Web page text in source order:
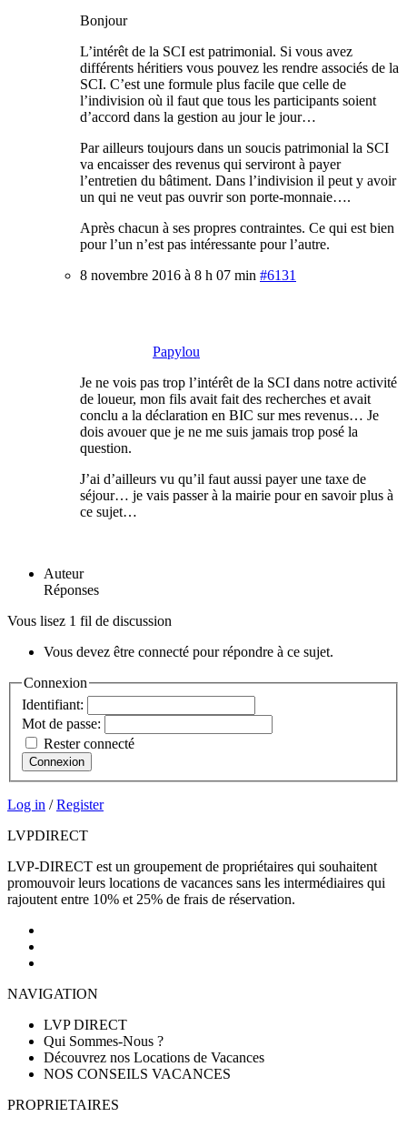
Bonjour
L’intérêt de la SCI est patrimonial. Si vous avez
différents héritiers vous pouvez les rendre associés de la
SCI. C’est une formule plus facile que celle de
l’indivision où il faut que tous les participants soient
d’accord dans la gestion au jour le jour…
Par ailleurs toujours dans un soucis patrimonial la SCI
va encaisser des revenus qui serviront à payer
l’entretien du bâtiment. Dans l’indivision il peut y avoir
un qui ne veut pas ouvrir son porte-monnaie….
Après chacun à ses propres contraintes. Ce qui est bien
pour l’un n’est pas intéressante pour l’autre.
8 novembre 2016 à 8 h 07 min #6131
Papylou
Je ne vois pas trop l’intérêt de la SCI dans notre activité
de loueur, mon fils avait fait des recherches et avait
conclu a la déclaration en BIC sur mes revenus… Je
dois avouer que je ne me suis jamais trop posé la
question.
J’ai d’ailleurs vu qu’il faut aussi payer une taxe de
séjour… je vais passer à la mairie pour en savoir plus à
ce sujet…
Auteur
Réponses
Vous lisez 1 fil de discussion
Vous devez être connecté pour répondre à ce sujet.
Connexion
Identifiant:
Mot de passe:
Rester connecté
Connexion
Log in /Register
LVPDIRECT
LVP-DIRECT est un groupement de propriétaires qui souhaitent
promouvoir leurs locations de vacances sans les intermédiaires qui
rajoutent entre 10% et 25% de frais de réservation.
NAVIGATION
LVP DIRECT
Qui Sommes-Nous ?
Découvrez nos Locations de Vacances
NOS CONSEILS VACANCES
PROPRIETAIRES